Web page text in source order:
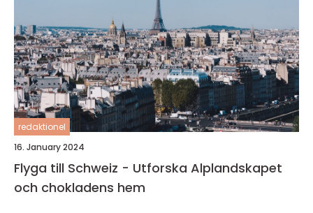
redaktionel
16. January 2024
Flyga till Schweiz - Utforska Alplandskapet
och chokladens hem